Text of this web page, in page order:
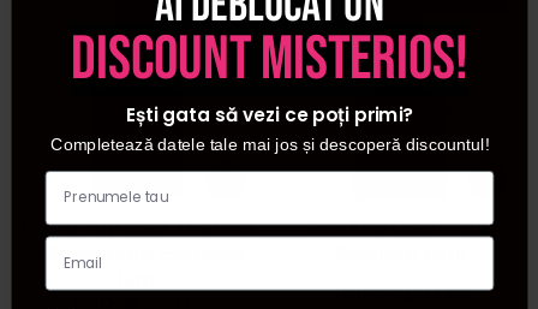
Cupio Top Coat The One
– Cover Dark Espresso
Pinx Top Coat Matte
PRP:50,00LEI
discount misterios!
Ești gata să vezi ce poți primi?
Completează datele tale mai jos și descoperă discountul!